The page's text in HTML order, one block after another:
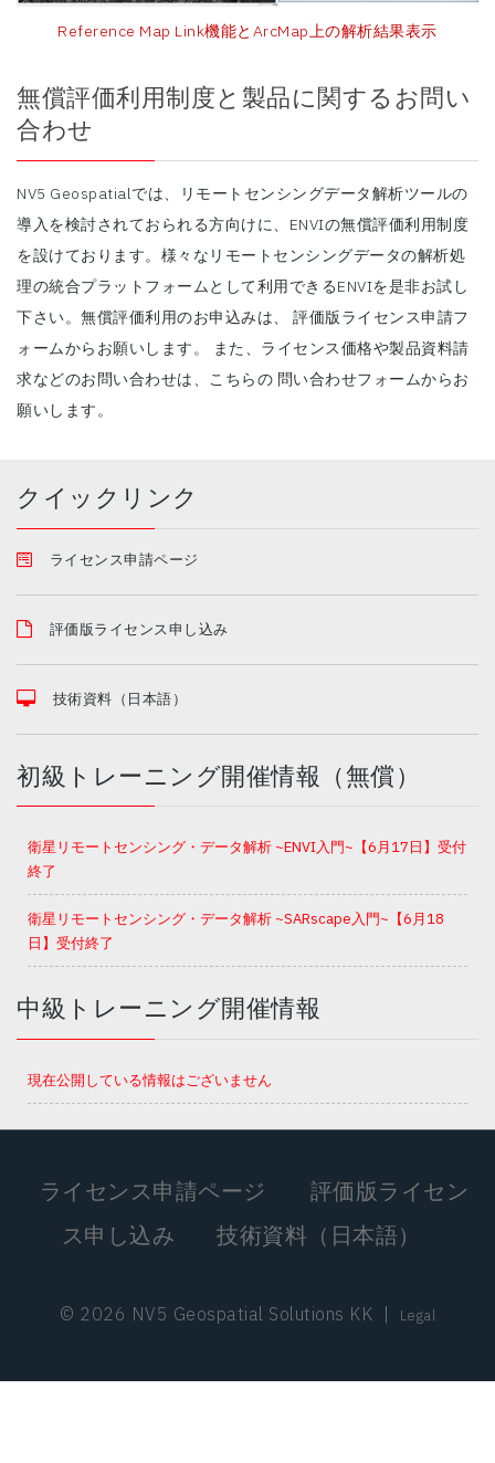
Reference Map Link機能とArcMap上の解析結果表示
無償評価利用制度と製品に関するお問い
合わせ
NV5 Geospatialでは、リモートセンシングデータ解析ツールの
導入を検討されておられる方向けに、ENVIの無償評価利用制度
を設けております。様々なリモートセンシングデータの解析処
理の統合プラットフォームとして利用できるENVIを是非お試し
下さい。無償評価利用のお申込みは、 評価版ライセンス申請フ
ォームからお願いします。 また、ライセンス価格や製品資料請
求などのお問い合わせは、こちらの 問い合わせフォームからお
願いします。
クイックリンク
ライセンス申請ページ
評価版ライセンス申し込み
技術資料（日本語）
初級トレーニング開催情報（無償）
衛星リモートセンシング・データ解析 ~ENVI入門~【6月17日】受付
終了
衛星リモートセンシング・データ解析 ~SARscape入門~【6月18
日】受付終了
中級トレーニング開催情報
現在公開している情報はございません
ライセンス申請ページ
評価版ライセン
ス申し込み
技術資料（日本語）
© 2026 NV5 Geospatial Solutions KK Legal